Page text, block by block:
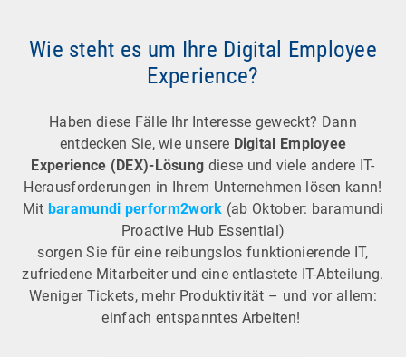
Wie steht es um Ihre Digital Employee
Experience?
Haben diese Fälle Ihr Interesse geweckt? Dann
entdecken Sie, wie unsere Digital Employee
Experience (DEX)-Lösung diese und viele andere IT-
Herausforderungen in Ihrem Unternehmen lösen kann!
Mit baramundi perform2work (ab Oktober: baramundi
Proactive Hub Essential)
sorgen Sie für eine reibungslos funktionierende IT,
zufriedene Mitarbeiter und eine entlastete IT-Abteilung.
Weniger Tickets, mehr Produktivität – und vor allem:
einfach entspanntes Arbeiten!